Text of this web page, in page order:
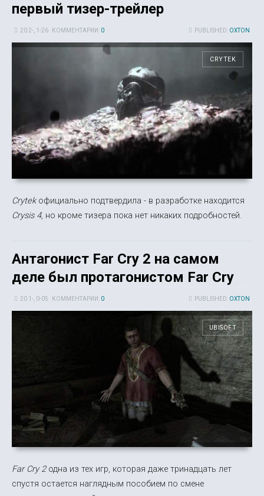
первый тизер-трейлер
PUBLISHED: OXTON
20 2-, 1-26 КОММЕНТАРИИ: 0
CRYTEK
Crytekофициально подтвердила - в разработке находится
Crysis 4, но кроме тизера пока нет никаких подробностей.
Антагонист Far Cry 2 на самом
деле был протагонистом Far Cry
PUBLISHED: OXTON
20 1-, 0-05 КОММЕНТАРИИ: 0
UBISOFT
Far Cry 2одна из тех игр, которая даже тринадцать лет
спустя остается наглядным пособием по смене